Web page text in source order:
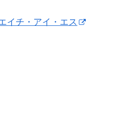
イチ・アイ・エス